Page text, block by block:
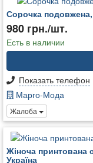
Сорочка подовжена,
980 грн./шт.
Есть в наличии
Показать телефон
Марго-Мода
Жалоба
Жіноча принтована
Україна